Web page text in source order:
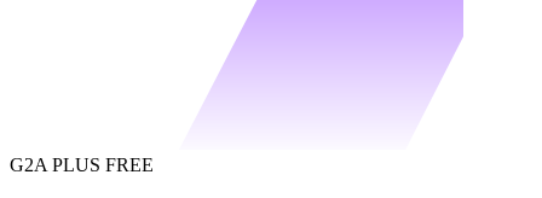
G2A PLUS FREE